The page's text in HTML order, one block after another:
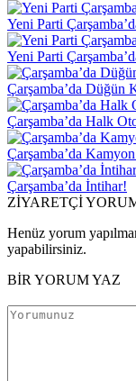
Yeni Parti
Yeni Parti
Çarşamba’da Düğün
Çarşamba’da Halk
Çarşamba’da
Çarşamba’da İntihar!
ZİYARETÇİ
Henüz yorum
yapabilirsiniz.
BİR YORUM YAZ